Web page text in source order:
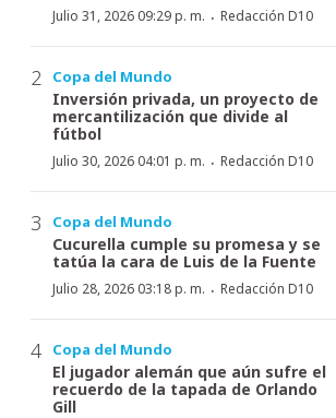
Julio 31, 2026 09:29 p. m. · Redacción D10
Copa del Mundo
Inversión privada, un proyecto de
mercantilización que divide al
fútbol
Julio 30, 2026 04:01 p. m. · Redacción D10
Copa del Mundo
Cucurella cumple su promesa y se
tatúa la cara de Luis de la Fuente
Julio 28, 2026 03:18 p. m. · Redacción D10
Copa del Mundo
El jugador alemán que aún sufre el
recuerdo de la tapada de Orlando
Gill